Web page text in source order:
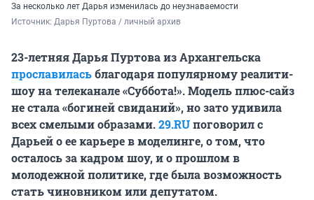
За несколько лет Дарья изменилась до неузнаваемости
Источник: Дарья Пуртова / личный архив
23-летняя Дарья Пуртова из Архангельска
прославиласьблагодаря популярному реалити-
шоу на телеканале «Суббота!». Модель плюс-сайз
не стала «богиней свиданий», но зато удивила
всех смелыми образами.29.RUпоговорил с
Дарьей о ее карьере в моделинге, о том, что
осталось за кадром шоу, и о прошлом в
молодежной политике, где была возможность
стать чиновником или депутатом.